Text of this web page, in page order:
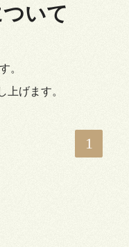
いて
。
上げます。
1